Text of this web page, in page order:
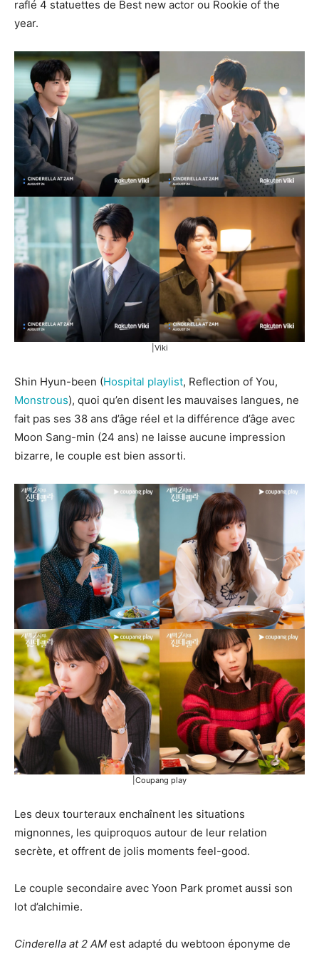
raflé 4 statuettes de Best new actor ou Rookie of the
year.
|Viki
Shin Hyun-been (Hospital playlist, Reflection of You,
Monstrous), quoi qu’en disent les mauvaises langues, ne
fait pas ses 38 ans d’âge réel et la différence d’âge avec
Moon Sang-min (24 ans) ne laisse aucune impression
bizarre, le couple est bien assorti.
|Coupang play
Les deux tourteraux enchaînent les situations
mignonnes, les quiproquos autour de leur relation
secrète, et offrent de jolis moments feel-good.
Le couple secondaire avec Yoon Park promet aussi son
lot d’alchimie.
Cinderella at 2 AM est adapté du webtoon éponyme de